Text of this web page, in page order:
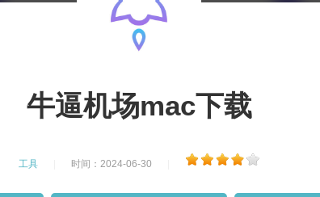
牛逼机场mac下载
工具 时间：2024-06-30